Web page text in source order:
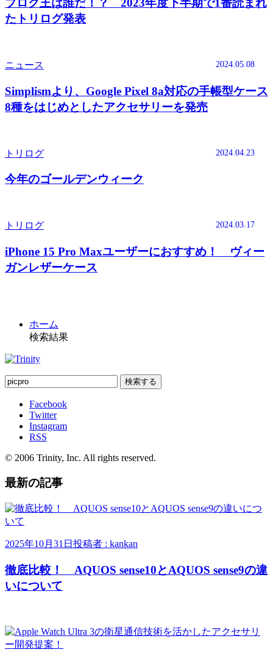
ブログ王は誰だ！？ 2023年度下半期で1番読まれ
たトリログ発表
ニュース 2024.05.08
Simplismより、Google Pixel 8a対応の手帳型ケース
8種をはじめとしたアクセサリーを発売
トリログ 2024.04.23
今年のゴールデンウィーク
トリログ 2024.03.17
iPhone 15 Pro Maxユーザーにおすすめ！ ヴィー
ガンレザーケース
ホーム
検索結果
Facebook
Twitter
Instagram
RSS
© 2006 Trinity, Inc. All rights reserved.
最新の記事
2025年10月31日 投稿者 : kankan
徹底比較！ AQUOS sense10とAQUOS sense9の違
いについて